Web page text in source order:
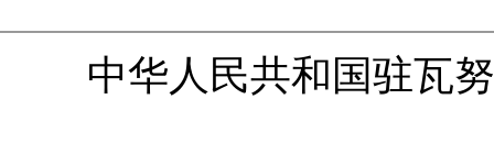
中华人民共和国驻瓦